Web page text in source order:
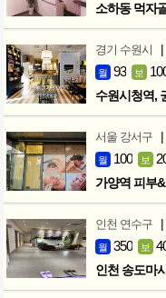
소하동 먹자
경기 수원시 |
월 93 보
수원시청역,
서울 강서구 |
월 100 보
가양역 피부
인천 연수구 |
월 350 보
인천 송도마